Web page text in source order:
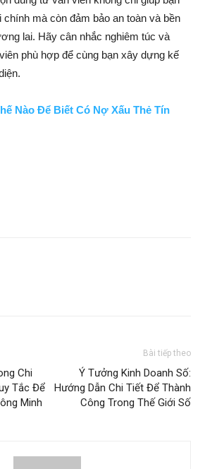
mà còn đảm bảo an toàn và bền
lai. Hãy cân nhắc nghiêm túc và
phù hợp để cùng bạn xây dựng kế
Nào Để Biết Có Nợ Xấu Thẻ Tín
Chi
Tắc Để
Minh
Bài tiếp theo
Ý Tưởng Kinh Doanh Số:
Hướng Dẫn Chi Tiết Để Thành
Công Trong Thế Giới Số